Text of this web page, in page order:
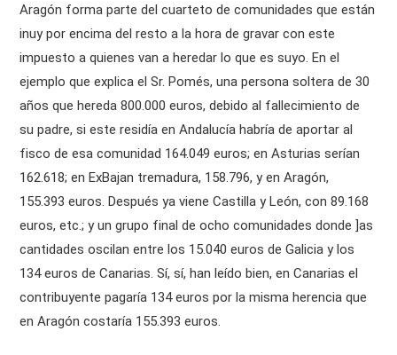
Aragón forma parte del cuarteto de comunidades que están
inuy por encima del resto a la hora de gravar con este
impuesto a quienes van a heredar lo que es suyo. En el
ejemplo que explica el Sr. Pomés, una persona soltera de 30
años que hereda 800.000 euros, debido al fallecimiento de
su padre, si este residía en Andalucía habría de aportar al
fisco de esa comunidad 164.049 euros; en Asturias serían
162.618; en ExBajan tremadura, 158.796, y en Aragón,
155.393 euros. Después ya viene Castilla y León, con 89.168
euros, etc.; y un grupo final de ocho comunidades donde ]as
cantidades oscilan entre los 15.040 euros de Galicia y los
134 euros de Canarias. Sí, sí, han leído bien, en Canarias el
contribuyente pagaría 134 euros por la misma herencia que
en Aragón costaría 155.393 euros.